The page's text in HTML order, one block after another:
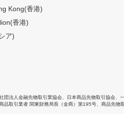
Kong(香港)
香港)
ア)
団法人金融先物取引業協会 日本商品先物取引協会
品取引業者 関東財務局長（金商）第195号、商品先物